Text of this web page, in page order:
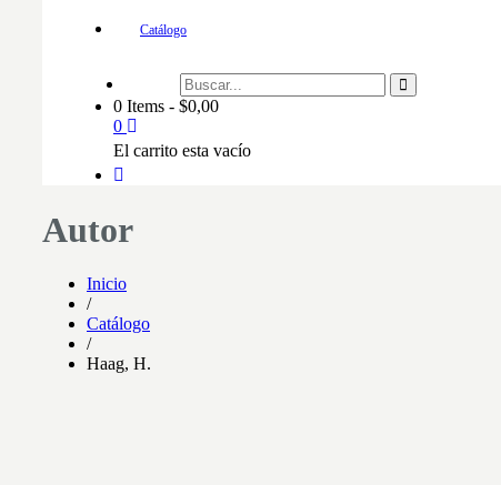
Catálogo
0 Items - $0,00
0
El carrito esta vacío
Autor
Inicio
/
Catálogo
/
Haag, H.